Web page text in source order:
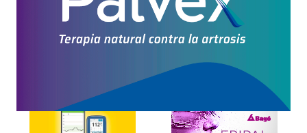
Otros productos de
Sempre Giovane